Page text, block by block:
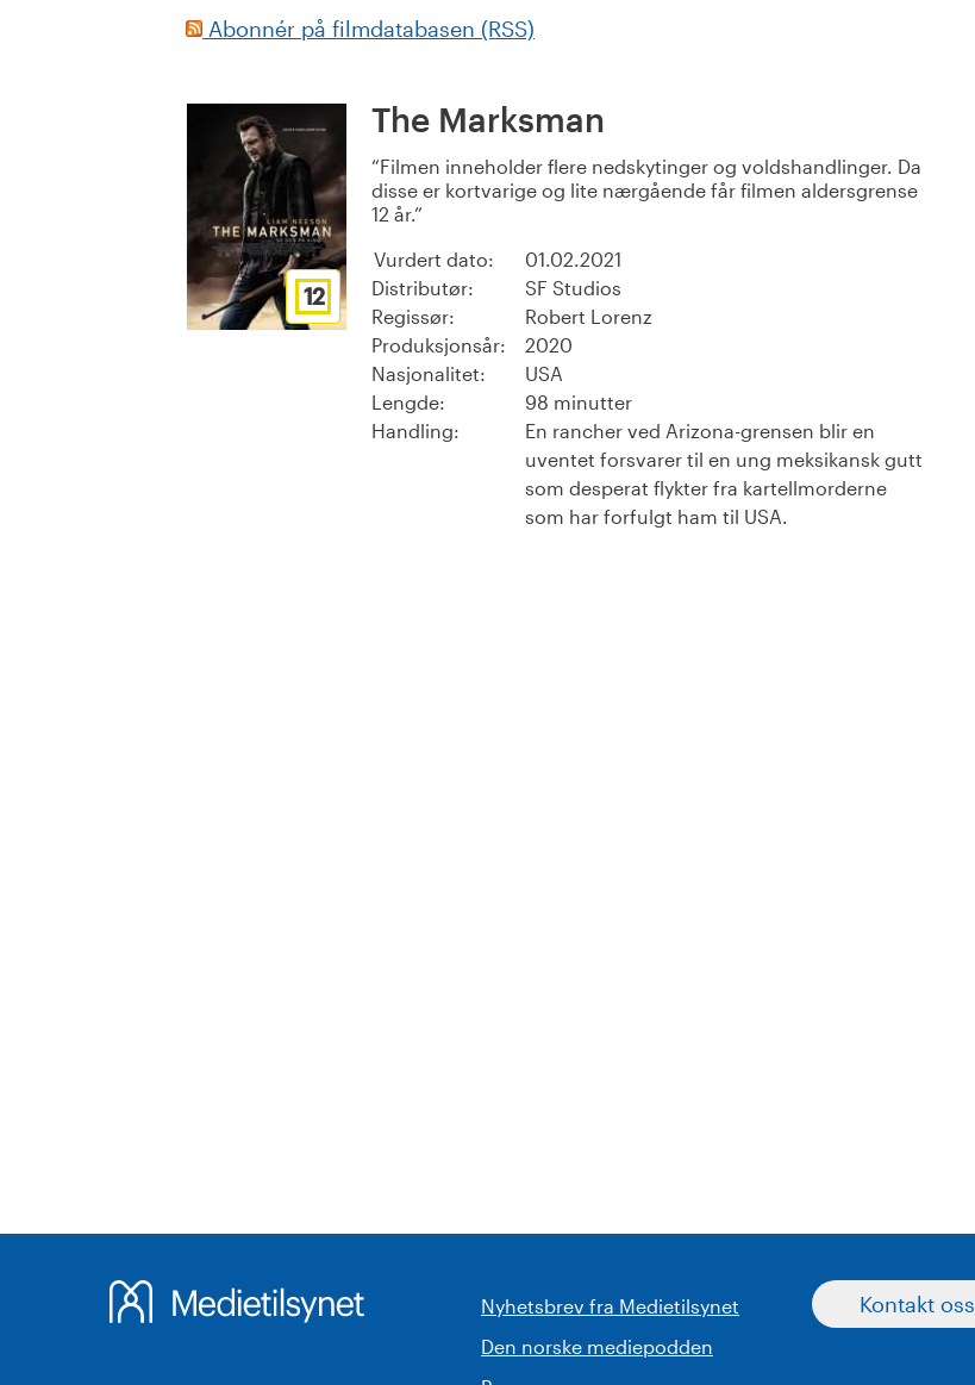
Abonnér på filmdatabasen (RSS)
12
The Marksman
Filmen inneholder flere nedskytinger og voldshandlinger. Da
disse er kortvarige og lite nærgående får filmen aldersgrense
12 år.
Vurdert dato:
01.02.2021
Distributør:
SF Studios
Regissør:
Robert Lorenz
Produksjonsår:
2020
Nasjonalitet:
USA
Lengde:
98 minutter
Handling:
En rancher ved Arizona-grensen blir en
uventet forsvarer til en ung meksikansk gutt
som desperat flykter fra kartellmorderne
som har forfulgt ham til USA.
Nyhetsbrev fra Medietilsynet
Den norske mediepodden
Kontakt oss